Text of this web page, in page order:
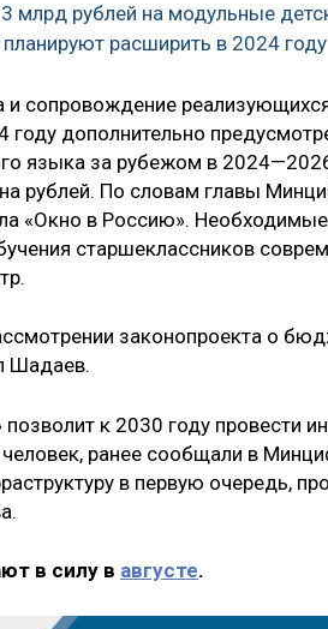
млрд рублей на модульные
расширить в 2024 году
сопровождение
дополнительно
языка за рубежом в
рублей. По словам главы
«Окно в Россию».
старшеклассников
законопроекта о
Шадаев.
к 2030 году провести
ранее сообщали в
в первую очередь,
в силу в августе.